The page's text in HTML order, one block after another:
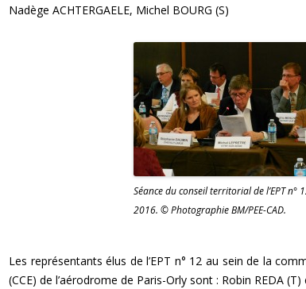
Nadège ACHTERGAELE, Michel BOURG (S)
Séance du conseil territorial de l’EPT n°
2016. © Photographie BM/PEE-CAD.
Les représentants élus de l’EPT n° 12 au sein de la
(CCE) de l’aérodrome de Paris-Orly sont : Robin REDA (T)